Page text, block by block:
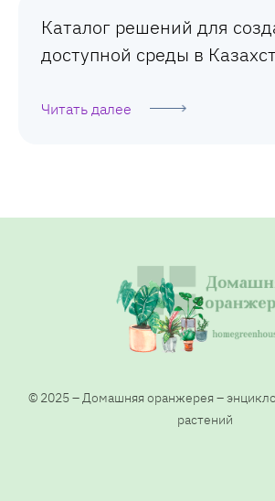
Каталог решений для
доступной среды в
Читать далее
© 2025 – Домашняя оранжерея –
растений